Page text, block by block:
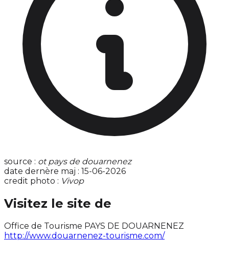
source : ot pays de douarnenez
date dernère maj : 15-06-2026
credit photo : Vivop
Visitez le site de
Office de Tourisme PAYS DE DOUARNENEZ
http://www.douarnenez-tourisme.com/